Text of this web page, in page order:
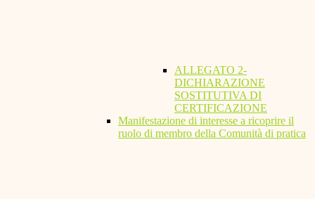
ALLEGATO 2-
DICHIARAZIONE
SOSTITUTIVA DI
CERTIFICAZIONE
Manifestazione di interesse a ricoprire il
ruolo di membro della Comunità di pratica